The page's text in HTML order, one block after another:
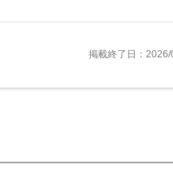
掲載終了日：2026/